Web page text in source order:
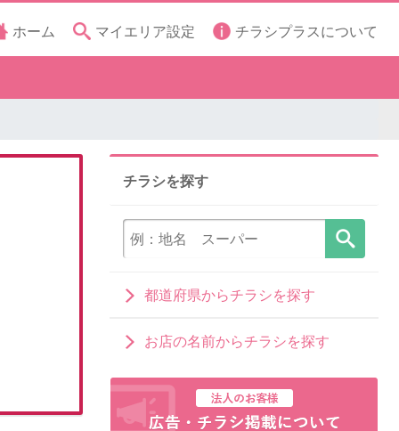
ホーム マイエリア設定 チラシプラスについて
チラシを探す
都道府県からチラシを探す
お店の名前からチラシを探す